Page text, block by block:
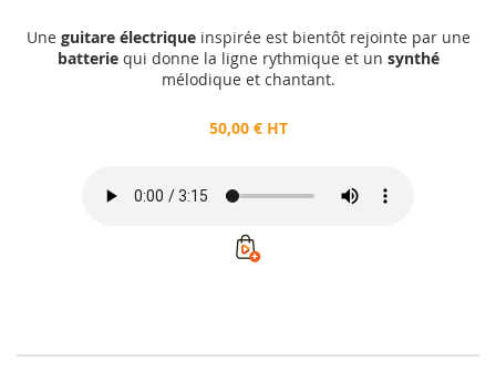
Une guitare électriqueinspirée est bientôt rejointe par une
batteriequi donne la ligne rythmique et un synthé
mélodique et chantant.
50,00 € HT